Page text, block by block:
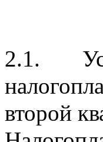
2.1.
второй